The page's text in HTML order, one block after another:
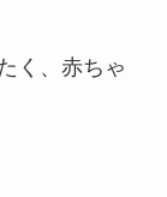
く、赤ちゃ